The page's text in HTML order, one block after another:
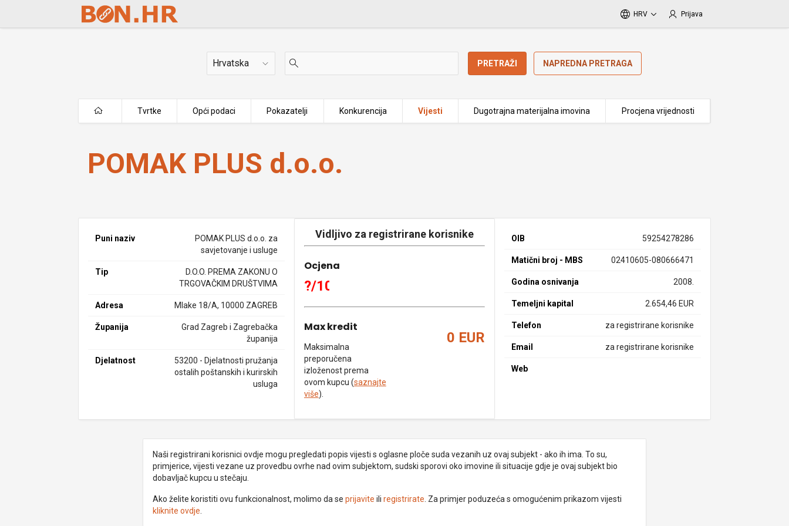
Skip to Main Content
HRV Prijava
Država PRETRAŽI NAPREDNA PRETRAGA
Tvrtke Opći podaci Pokazatelji Konkurencija Vijesti Dugotrajna materijalna imovina Procjena vrijednosti
POMAK PLUS d.o.o.
POMAK PLUS d.o.o.
Puni naziv
POMAK PLUS d.o.o. za
savjetovanje i usluge
Tip
D.O.O. PREMA ZAKONU O
TRGOVAČKIM DRUŠTVIMA
Adresa Mlake 18/A, 10000 ZAGREB
Županija
Grad Zagreb i Zagrebačka
županija
Djelatnost
53200 - Djelatnosti pružanja
ostalih poštanskih i kurirskih
usluga
Vidljivo za registrirane korisnike
Ocjena
?/10
Max kredit
Maksimalna
preporučena
izloženost prema
ovom kupcu (saznajte
više).
0 EUR
OIB 59254278286
Matični broj - MBS 02410605-080666471
Godina osnivanja 2008.
Temeljni kapital 2.654,46 EUR
Telefon za registrirane korisnike
Email za registrirane korisnike
Web
Naši registrirani korisnici ovdje mogu pregledati popis vijesti s oglasne ploče suda vezanih uz ovaj subjekt - ako ih ima. To su,
primjerice, vijesti vezane uz provedbu ovrhe nad ovim subjektom, sudski sporovi oko imovine ili situacije gdje je ovaj subjekt bio
dobavljač kupcu u stečaju.
Ako želite koristiti ovu funkcionalnost, molimo da se prijavite ili registrirate . Za primjer poduzeća s omogućenim prikazom vijesti
kliknite ovdje